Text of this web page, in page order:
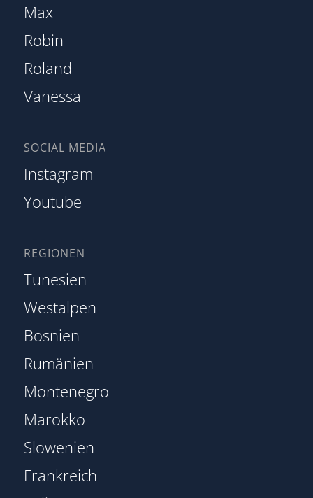
REGIONEN
Tunesien
Westalpen
Bosnien
Rumänien
Montenegro
Marokko
Slowenien
Frankreich
Max
Robin
Roland
Vanessa
SOCIAL MEDIA
Instagram
Youtube